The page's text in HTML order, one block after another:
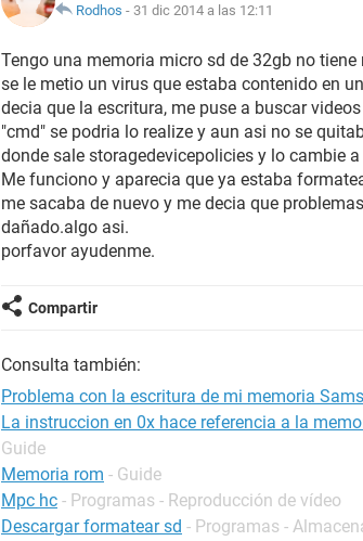
Rodhos - 31 dic 2014 a las 12:11
Tengo una memoria micro sd de 32gb no
se le metio un virus que estaba contenido en
decia que la escritura, me puse a buscar
"cmd" se podria lo realize y aun asi no se
donde sale storagedevicepolicies y lo cambie
Me funciono y aparecia que ya estaba
me sacaba de nuevo y me decia que
dañado.algo asi.
porfavor ayudenme.
Compartir
Consulta también:
Problema con la escritura de mi memoria
La instruccion en 0x hace referencia a la
Guide
Memoria rom - Guide
Mpc hc - Programas - Reproducción de vídeo
Descargar formatear sd - Programas -